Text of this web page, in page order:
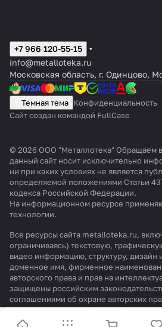
+7 966 120-55-15
info@metalloteka.ru
Московская область, г. Одинцово,
Темная тема Конфиденциальность
Сайт создан командой FullCase
© 2026 ООО "Металлотека" Обращаем
данный сайт носит исключительно
ни при каких условиях не является
определяемой положениями Статьи
кодекса Российской Федерации.
На информационном ресурсе
технологии.
Все ресурсы сайта metalloteka.ru,
ограничиваясь) текстовую,
видео информацию, структуру,
доменное имя, фирменное
авторского права и прав на
защищены российским
соглашениями об охране авторских